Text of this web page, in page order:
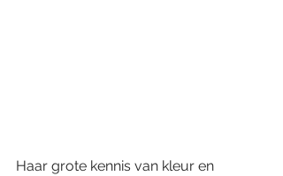
Haar grote kennis van kleur en